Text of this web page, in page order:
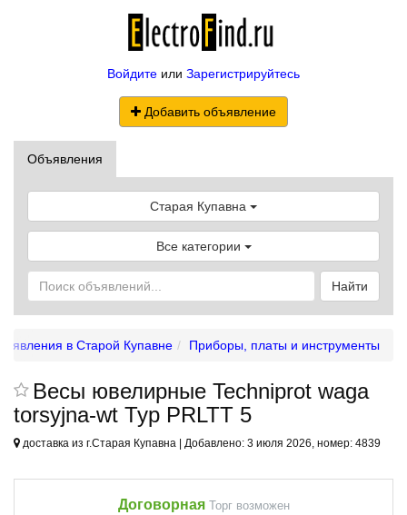
Войдите или Зарегистрируйтесь
Добавить объявление
Объявления
Старая Купавна
Все категории
Найти
в Старой Купавне Приборы, платы и инструменты
Весы ювелирные Techniprot waga
torsyjna-wt Typ PRLTT 5
доставка из г.Старая Купавна | Добавлено: 3 июля 2026, номер: 4839
Договорная Торг возможен